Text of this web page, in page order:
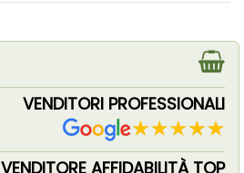
VENDITORI PROFESSIONALI
VENDITORE AFFIDABILITÀ TOP